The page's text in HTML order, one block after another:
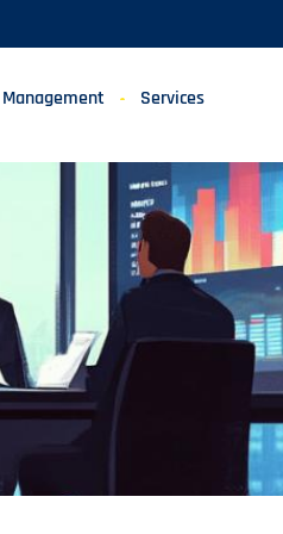
Management Services